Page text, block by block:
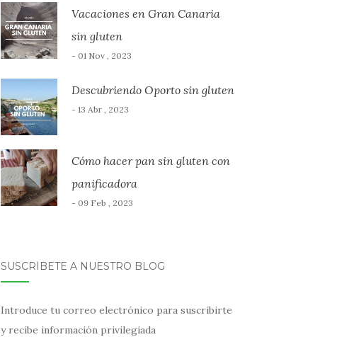
Vacaciones en Gran Canaria
sin gluten
- 01 Nov , 2023
Descubriendo Oporto sin gluten
- 13 Abr , 2023
Cómo hacer pan sin gluten con
panificadora
- 09 Feb , 2023
SUSCRÍBETE A NUESTRO BLOG
Introduce tu correo electrónico para suscribirte
y recibe información privilegiada